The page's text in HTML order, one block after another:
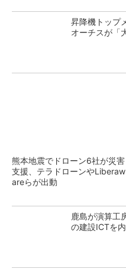
昇降機トップ
オーチスが「
熊本地震でドローン6社が災害
支援、テラドローンやLiberaw
areらが出動
鹿島が演算工
の建設ICTを